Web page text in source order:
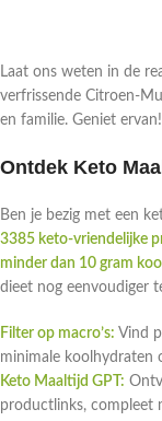
Laat ons weten in de
verfrissende Citroen-
en familie. Geniet ervan!
Ontdek Keto
Ben je bezig met een
3385 keto-vriendelijke
minder dan 10 gram
dieet nog eenvoudiger
Filter op macro’s: Vind
minimale koolhydraten
Keto Maaltijd GPT:
productlinks, compleet